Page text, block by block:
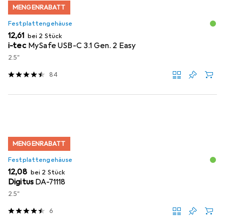
MENGENRABATT
Festplattengehäuse
EUR
12,61 bei 2 Stück
i-tec MySafe USB-C 3.1 Gen. 2 Easy
2.5"
84
MENGENRABATT
Festplattengehäuse
EUR
12,08 bei 2 Stück
Digitus DA-71118
2.5"
6